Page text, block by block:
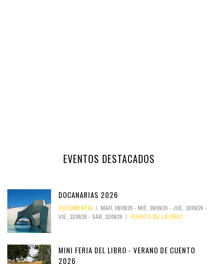
EVENTOS DESTACADOS
DOCANARIAS 2026
DOCUMENTAL MAR, 08/09/26 - MIÉ, 09/09/26 - JUE, 10/09/26 -
VIE, 11/09/26 - SÁB, 12/09/26 PUERTO DE LA CRUZ
MINI FERIA DEL LIBRO - VERANO DE CUENTO
2026